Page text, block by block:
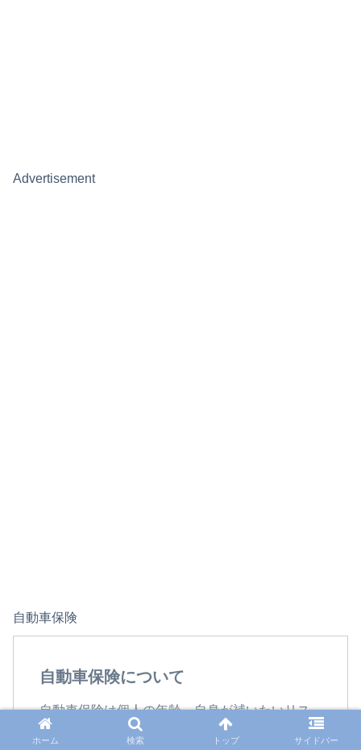
Advertisement
自動車保険
自動車保険について
自動車保険は個人の年齢、自身が補いたいリス
クなど、人によって様々なニーズがあると思い
ホーム 検索 トップ サイドバー